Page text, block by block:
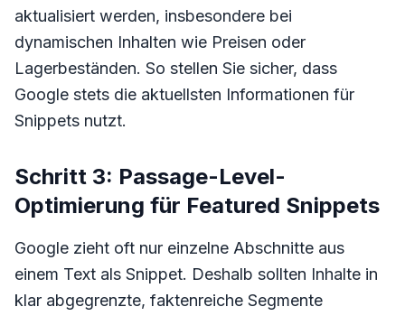
aktualisiert werden, insbesondere bei
dynamischen Inhalten wie Preisen oder
Lagerbeständen. So stellen Sie sicher, dass
Google stets die aktuellsten Informationen für
Snippets nutzt.
Schritt 3: Passage-Level-
Optimierung für Featured Snippets
Google zieht oft nur einzelne Abschnitte aus
einem Text als Snippet. Deshalb sollten Inhalte in
klar abgegrenzte, faktenreiche Segmente